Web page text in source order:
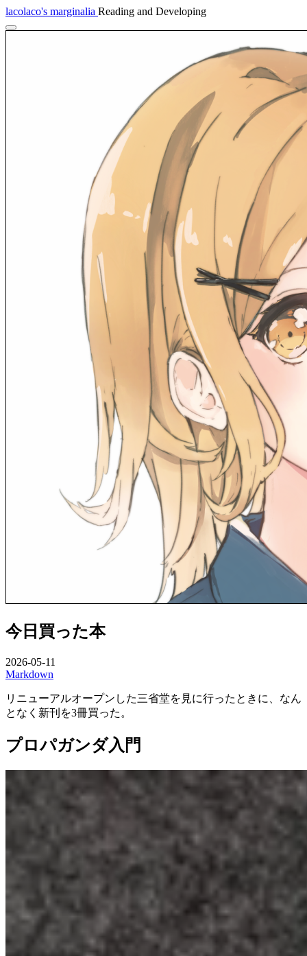
lacolaco's marginalia Reading and Developing
今日買った本
2026-05-11
Markdown
リニューアルオープンした三省堂を見に行ったときに、なん
となく新刊を3冊買った。
プロパガンダ入門